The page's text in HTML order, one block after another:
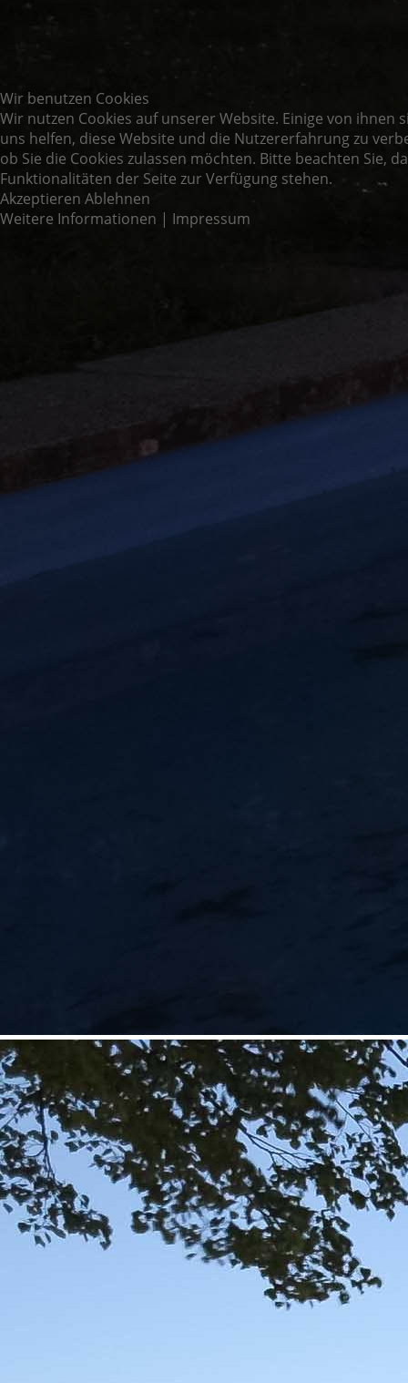
Wir benutzen Cookies
Wir nutzen Cookies auf unserer Website. Einige von
uns helfen, diese Website und die Nutzererfahrung zu
ob Sie die Cookies zulassen möchten. Bitte beachten Sie,
Funktionalitäten der Seite zur Verfügung stehen.
Akzeptieren Ablehnen
Weitere Informationen | Impressum